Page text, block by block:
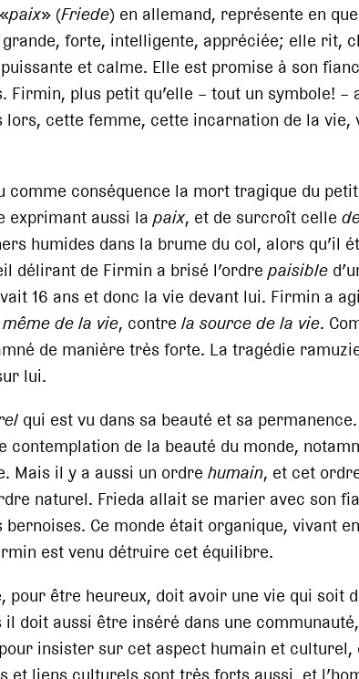
paix» (Friede) en allemand, représente en
forte, intelligente, appréciée; elle rit,
et calme. Elle est promise à son
Firmin, plus petit qu’elle – tout un symbole! –
lors, cette femme, cette incarnation de la vie,
comme conséquence la mort tragique du
exprimant aussi la paix, et de surcroît celle
humides dans la brume du col, alors qu’il
délirant de Firmin a brisé l’ordre paisible
16 ans et donc la vie devant lui. Firmin a
de la vie, contre la source de la vie.
de manière très forte. La tragédie
lui.
qui est vu dans sa beauté et sa
contemplation de la beauté du monde,
Mais il y a aussi un ordre humain, et cet
naturel. Frieda allait se marier avec son
Ce monde était organique, vivant
est venu détruire cet équilibre.
pour être heureux, doit avoir une vie qui soit
doit aussi être inséré dans une
insister sur cet aspect humain et culturel,